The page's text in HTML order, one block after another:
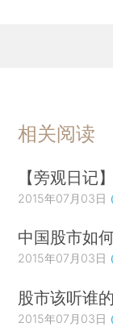
相关阅读
【旁观日记
2015年07月03日
中国股市如
2015年07月03日
股市该听谁
2015年07月03日